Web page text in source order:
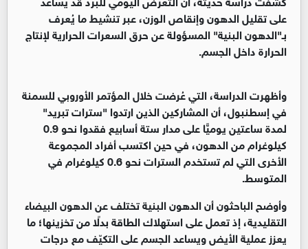
على تقليل الدهون وإنقاص الوزن، عبر تنشيط ما يُعرف
بـ"الدهون البنية" المسؤولة عن حرق السعرات الحرارية لإنتاج
الحرارة داخل الجسم.
وأظهرت الدراسة، التي عُرضت خلال المؤتمر الأوروبي للسمنة
في إسطنبول، أن المشاركين الذين ارتدوا "سترات تبريد"
لمدة ساعتين يوميًّا على مدار ستة أسابيع فقدوا نحو 0.9
كيلوغرام من الدهون، في حين اكتسب أفراد المجموعة
الأخرى التي لم تستخدم السترات نحو 0.6 كيلوغرام في
المتوسط.
وأوضح الباحثون أن الدهون البنية تختلف عن الدهون البيضاء
التقليدية، إذ تعمل على استهلاك الطاقة بدلًا من تخزينها؛ ما
يعزز عملية الأيض ويساعد الجسم على التكيّف مع درجات